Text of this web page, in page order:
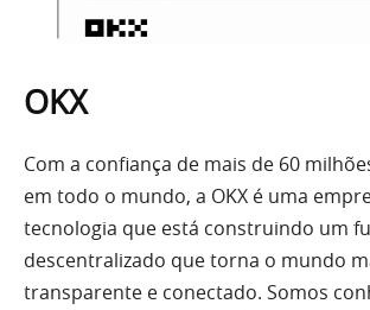
OKX
Com a confiança de mais de 60
em todo o mundo, a OKX é uma
tecnologia que está construindo um
descentralizado que torna o mundo
transparente e conectado. Somos